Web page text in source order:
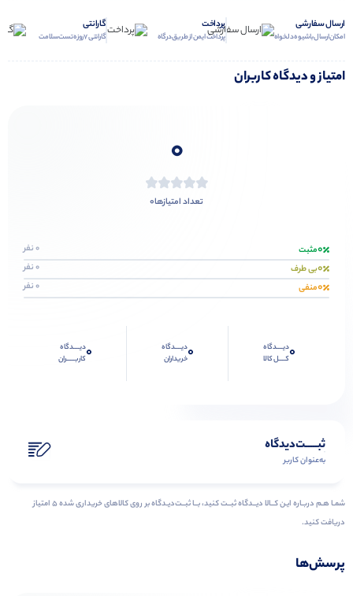
ارسال سفارشی
امکان ارسال با شیوه دلخواه
پرداخت
پرداخت ایمن از طریق درگاه
گارانتی
گارانتی 7 روزه تست سلامت
امتیاز و دیدگاه کاربران
0
تعداد امتیازها0
0مثبت 0 نفر
0بی طرف 0 نفر
0منفی 0 نفر
0دیــــدگاه
کــــل کالا
0دیــــدگاه
خریداران
0دیــــدگاه
کاربـــــران
ثبـــــت‌دیدگاه
به‌عنوان کاربر
شمـا هـم دربـاره ایـن کــالا دیــدگاه ثبــت کنید، بــا ثبــت‌دیـدگاه بر روی کالاهای خریداری شده ۵ امتیاز
دریافت کنید.
پرسش‌ها